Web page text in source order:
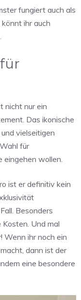
fungiert auch als
ihr auch
nicht nur ein
Das ikonische
vielseitigen
für
eingehen wollen.
ist er definitiv kein
Besonders
Und mal
Wenn ihr noch ein
dann ist der
eine besondere